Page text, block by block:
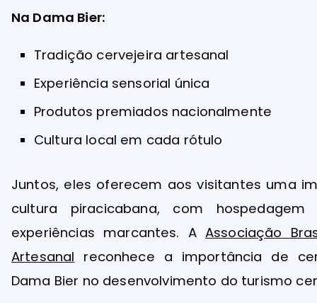
Na Dama Bier:
Tradição cervejeira artesanal
Experiência sensorial única
Produtos premiados nacionalmente
Cultura local em cada rótulo
Juntos, eles oferecem aos visitantes uma
cultura piracicabana, com
experiências marcantes. AAssociação
Artesanal reconhece a importância de
Dama Bier no desenvolvimento do turismo